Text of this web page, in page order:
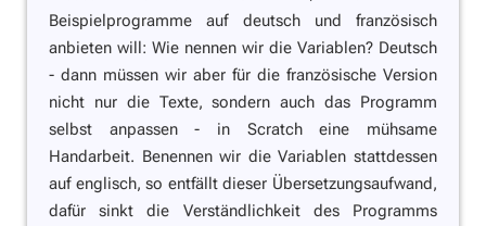
Beispielprogramme auf deutsch und französisch
anbieten will: Wie nennen wir die Variablen? Deutsch
- dann müssen wir aber für die französische Version
nicht nur die Texte, sondern auch das Programm
selbst anpassen - in Scratch eine mühsame
Handarbeit. Benennen wir die Variablen stattdessen
auf englisch, so entfällt dieser Übersetzungsaufwand,
dafür sinkt die Verständlichkeit des Programms